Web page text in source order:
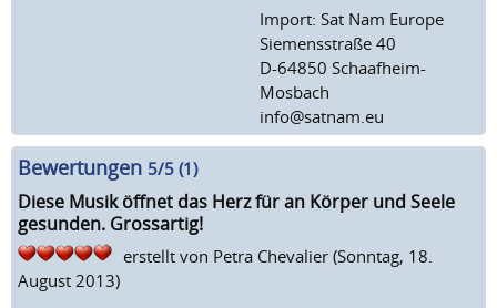
Import: Sat Nam Europe
Siemensstraße 40
D-64850 Schaafheim-
Mosbach
info@satnam.eu
Bewertungen 5/5 (1)
Diese Musik öffnet das Herz für an Körper und Seele
gesunden. Grossartig!
erstellt von Petra Chevalier (Sonntag, 18.
August 2013)